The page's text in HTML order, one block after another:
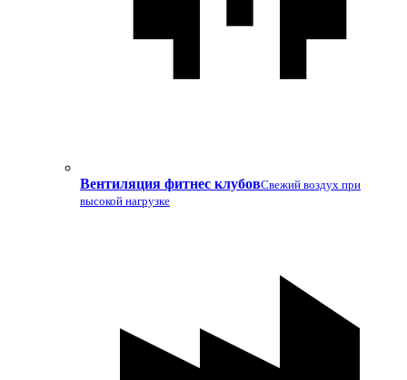
Вентиляция фитнес клубовСвежий воздух при
высокой нагрузке